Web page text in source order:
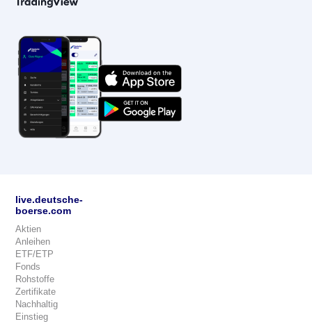
live.deutsche-
boerse.com
Aktien
Anleihen
ETF/ETP
Fonds
Rohstoffe
Zertifikate
Nachhaltig
Einstieg